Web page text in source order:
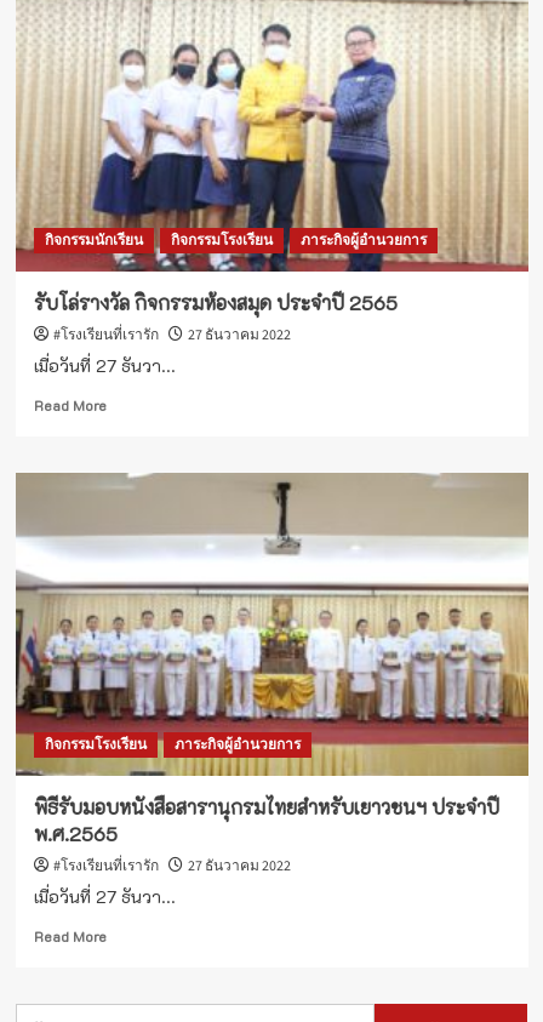
บัตร(ITA
Online)ปีงบประมาณ
พ.ศ.2565
กิจกรรมนักเรียน กิจกรรมโรงเรียน ภาระกิจผู้อำนวยการ
รับโล่รางวัล กิจกรรมห้องสมุด ประจำปี 2565
#โรงเรียนที่เรารัก 27 ธันวาคม 2022
เมื่อวันที่ 27 ธันวา...
Read MoreRead
รับ
โล่
กิจกรรม
ห้อง
สมุด
ประจำ
ปี
2565
กิจกรรมโรงเรียน ภาระกิจผู้อำนวยการ
พิธีรับมอบหนังสือสารานุกรมไทยสำหรับเยาวชนฯ ประจำปี
พ.ศ.2565
#โรงเรียนที่เรารัก 27 ธันวาคม 2022
เมื่อวันที่ 27 ธันวา...
Read MoreRead
พิธี